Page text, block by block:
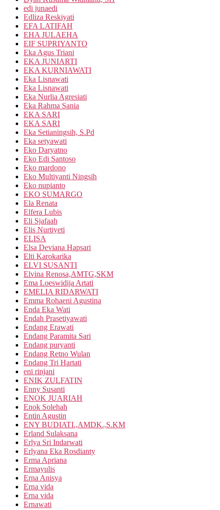
edi junaedi
Edliza Reskiyati
EFA LATIFAH
EHA JULAEHA
EIF SUPRIYANTO
Eka Agus Triani
EKA JUNIARTI
EKA KURNIAWATI
Eka Lisnawati
Eka Lisnawati
Eka Nurlia Agresiati
Eka Rahma Sania
EKA SARI
EKA SARI
Eka Setianingsih, S.Pd
Eka setyawati
Eko Daryatno
Eko Edi Santoso
Eko mardono
Eko Multiyanti Ningsih
Eko nupianto
EKO SUMARGO
Ela Renata
Elfera Lubis
Eli Sjafaah
Elis Nurtiyeti
ELISA
Elsa Deviana Hapsari
Elti Karokarika
ELVI SUSANTI
Elvina Renosa,AMTG,SKM
Ema Loeswidija Artati
EMELIA RIDARWATI
Emma Rohaeni Agustina
Enda Eka Wati
Endah Prasetiyawati
Endang Erawati
Endang Paramita Sari
Endang puryanti
Endang Retno Wulan
Endang Tri Hartati
eni rinjani
ENIK ZULFATIN
Enny Susanti
ENOK JUARIAH
Enok Solehah
Entin Agustin
ENY BUDIATI.,AMDK.,S.KM
Erland Sulaksana
Erlya Sri Indarwati
Erlyana Eka Rosdianty
Erma Apriana
Ermayulis
Erna Anisya
Erna vida
Erna vida
Ernawati